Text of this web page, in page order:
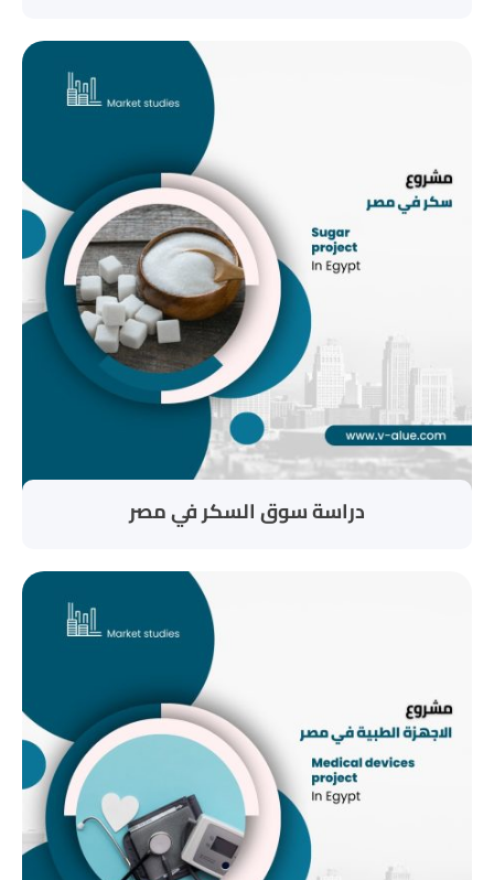
دراسة سوق السكر في مصر